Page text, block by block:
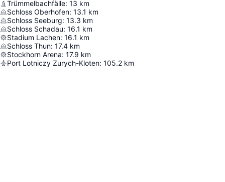
Trümmelbachfälle: 13 km
Schloss Oberhofen: 13.1 km
Schloss Seeburg: 13.3 km
Schloss Schadau: 16.1 km
Stadium Lachen: 16.1 km
Schloss Thun: 17.4 km
Stockhorn Arena: 17.9 km
Port Lotniczy Zurych-Kloten: 105.2 km